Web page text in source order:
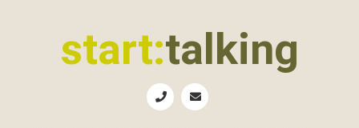
start:talking